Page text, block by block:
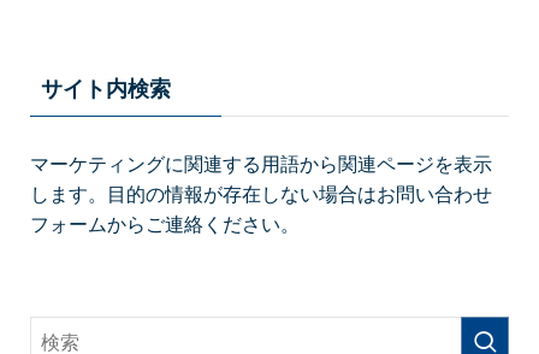
サイト内検索
マーケティングに関連する用語から関連ページを表示
します。目的の情報が存在しない場合はお問い合わせ
フォームからご連絡ください。